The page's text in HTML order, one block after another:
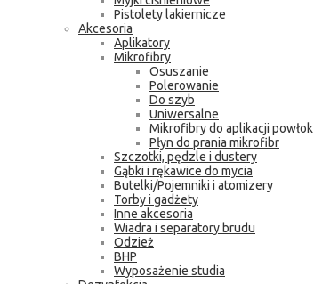
Pistolety lakiernicze
Akcesoria
Aplikatory
Mikrofibry
Osuszanie
Polerowanie
Do szyb
Uniwersalne
Mikrofibry do aplikacji powłok
Płyn do prania mikrofibr
Szczotki, pędzle i dustery
Gąbki i rękawice do mycia
Butelki/Pojemniki i atomizery
Torby i gadżety
Inne akcesoria
Wiadra i separatory brudu
Odzież
BHP
Wyposażenie studia